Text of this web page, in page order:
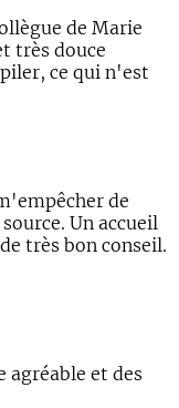
de Marie
très douce
ce qui n'est
de
Un accueil
très bon conseil.
agréable et des